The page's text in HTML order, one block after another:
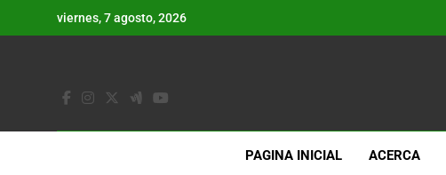
viernes, 7 agosto, 2026
PAGINA INICIAL ACERCA